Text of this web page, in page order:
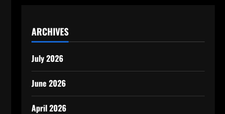
ARCHIVES
July 2026
June 2026
April 2026